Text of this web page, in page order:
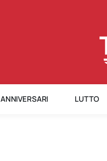
ANNIVERSARI LUTTO